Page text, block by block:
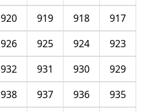
917
918
919
920
923
924
925
926
929
930
931
932
935
936
937
938